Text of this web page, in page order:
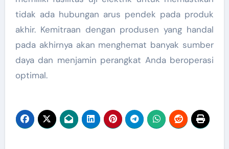
tidak ada hubungan arus pendek pada produk
akhir. Kemitraan dengan produsen yang handal
pada akhirnya akan menghemat banyak sumber
daya dan menjamin perangkat Anda beroperasi
optimal.